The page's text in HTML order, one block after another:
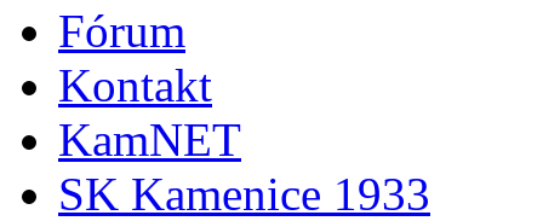
Fórum
Kontakt
KamNET
SK Kamenice 1933